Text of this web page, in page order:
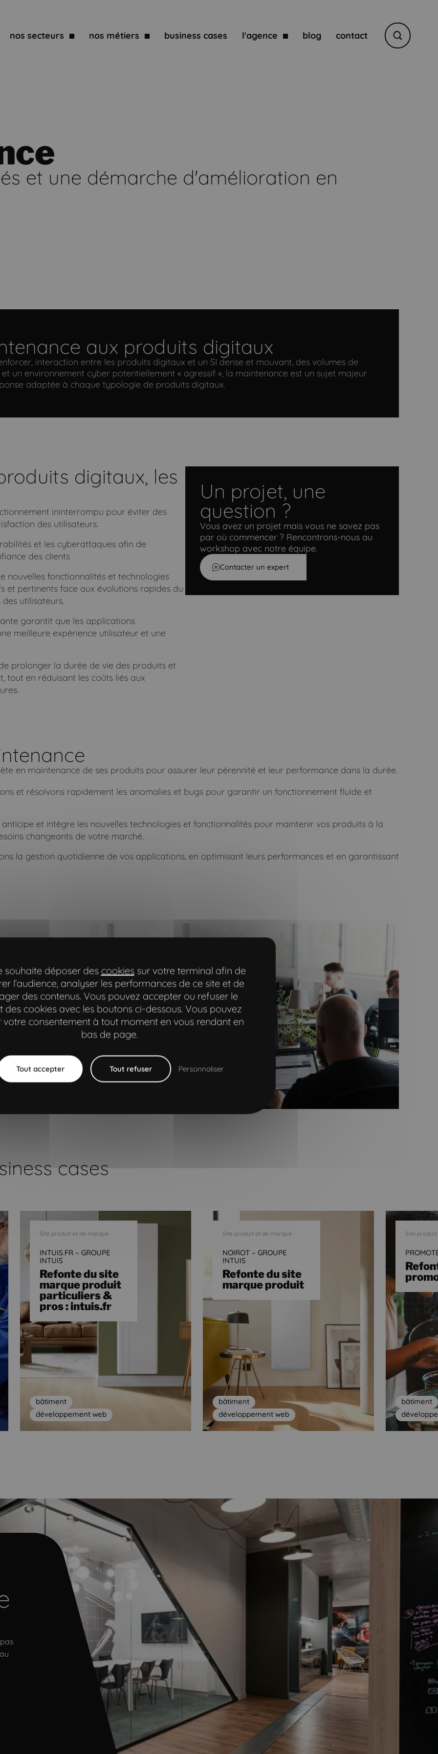
nos secteurs nos métiers business cases l'agence blog contact
et une démarche d'amélioration en
aux produits digitaux
interaction entre les produits digitaux et un SI dense et mouvant, des volumes de
un environnement cyber potentiellement « agressif », la maintenance est un sujet majeur
adaptée à chaque typologie de produits digitaux.
digitaux, les
ininterrompu pour éviter des
des utilisateurs.
et les cyberattaques afin de
des clients
nouvelles fonctionnalités et technologies
et pertinents face aux évolutions rapides du
utilisateurs.
garantit que les applications
meilleure expérience utilisateur et une
prolonger la durée de vie des produits et
tout en réduisant les coûts liés aux
Un projet, une
question ?
Vous avez un projet mais vous ne savez pas
par où commencer ? Rencontrons-nous au
workshop avec notre équipe.
Contacter un expert
en maintenance de ses produits pour assurer leur pérennité et leur performance dans la durée.
et résolvons rapidement les anomalies et bugs pour garantir un fonctionnement fluide et
et intègre les nouvelles technologies et fonctionnalités pour maintenir vos produits à la
changeants de votre marché.
la gestion quotidienne de vos applications, en optimisant leurs performances et en garantissant
sur
démarche
en continue.
(Tierce Maintenance
spécifiques et
une flexibilité et une
réactivité maximales.
pas seulement une
pour maintenir
produits digitaux.
cases
Site produit et de marque
INTUIS.FR – GROUPE
INTUIS
Refonte du site
marque produit
particuliers &
pros : intuis.fr
bâtiment
développement web
Site produit et de marque
NOIROT – GROUPE
INTUIS
Refonte du site
marque produit
bâtiment
développement web
Site
bâtiment
souhaite déposer des cookiessur votre terminal afin de
l’audience, analyser les performances de ce site et de
des contenus. Vous pouvez accepter ou refuser le
des cookies avec les boutons ci-dessous. Vous pouvez
votre consentement à tout moment en vous rendant en
bas de page.
Tout accepter Tout refuser Personnaliser